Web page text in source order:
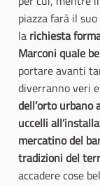
piazza farà il
la richiesta
Marconi quale
portare avanti
diverranno veri
dell’orto urbano
uccelli
mercatino del
tradizioni del
accadere cose